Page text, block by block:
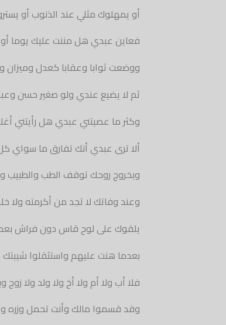
أو يمهلوك مثلي عند الذنوب أو
فعاين عبدي هل مننت عليك يوما
ووضعت ثوابا وعقابا كعدل
ثم لا يضيع عندي ولو صغير حسن
وكثر ما عصيتني عبدي هل رأيتني
ألا ترى عبدي أنك تفارق ما سواي
وبخروج روحك توقف الطب والطبيب
وعند وفاتك لا تجد من أكرمته ولا
يلقوك على لوح قاس دون فراش
بعدما هنت عليهم واستثقلوا
فلا أب ولا أم ولا أخ ولا ولد ولا
وقد قسموا مالك وأنت تحمل